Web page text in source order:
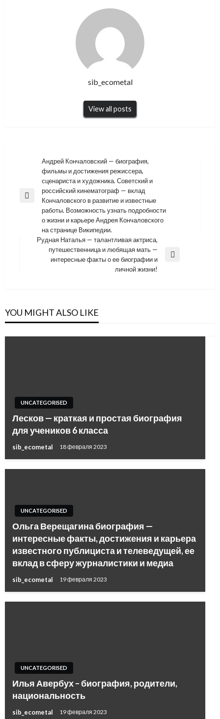
sib_ecometal
View all posts
Навигация
записям
Previous
Андрей Кончаловский — биография,
фильмы и достижения режиссера,
сценариста и художника. Советский и
российский кинематограф — вклад
Кончаловского в развитие и известные
работы. Возможность узнать подробности
о жизни и карьере Андрея Кончаловского
на странице Википедии.
Рудная Наталья — талантливая актриса,
путешественница и любящая мать —
интересные факты о ее биографии и
личной жизни!
YOU MIGHT ALSO LIKE
UNCATEGORISED
Лесков — краткая и простая биография
для учеников 6 класса
sib_ecometal 18 февраля 2023
UNCATEGORISED
Ольга Верещагина биография —
интересные факты, достижения и карьера
известного публициста и телеведущей, ее
вклад в сферу журналистики и медиа
sib_ecometal 19 февраля 2023
UNCATEGORISED
Илья Авербух – биография, родители,
национальность
sib_ecometal 19 февраля 2023